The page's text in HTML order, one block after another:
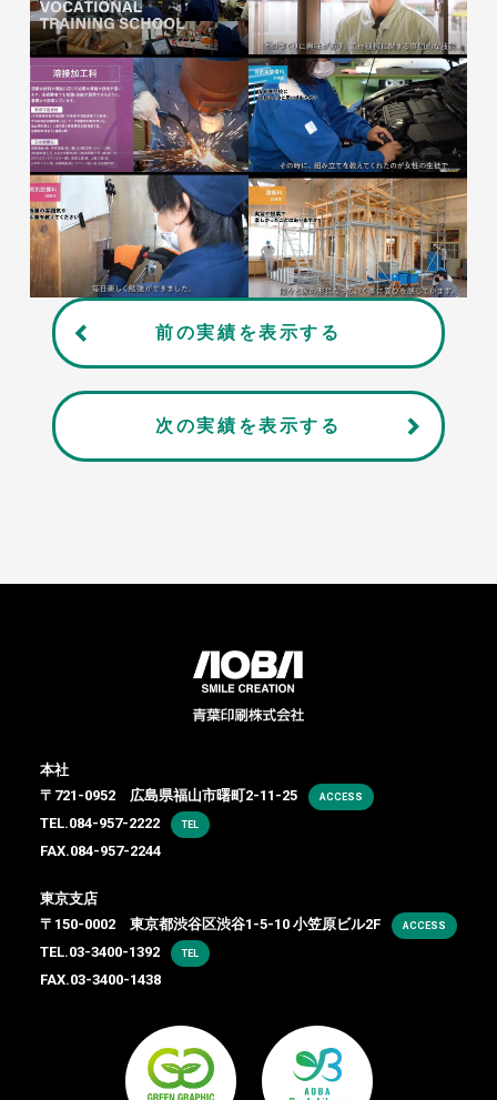
前の実績を表示する
次の実績を表示する
本社
〒721-0952 広島県福山市曙町2-11-25
ACCESS
TEL.084-957-2222 TEL
FAX.084-957-2244
東京支店
〒150-0002 東京都渋谷区渋谷1-5-10 小笠原ビル2F
ACCESS
TEL.03-3400-1392 TEL
FAX.03-3400-1438